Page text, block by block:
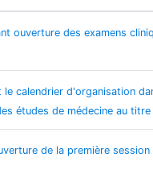
ouverture des examens
calendrier d'organisation
études de médecine au
de la première